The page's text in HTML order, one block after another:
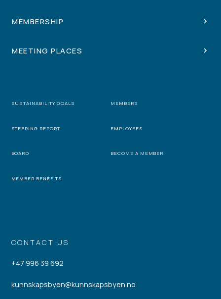
CONTACT US
+47 996 39 692
kunnskapsbyen@kunnskapsbyen.no
MEMBERSHIP
MEETING PLACES
SUSTAINABILITY GOALS MEMBERS
STEERING REPORT EMPLOYEES
BOARD BECOME A MEMBER
MEMBER BENEFITS